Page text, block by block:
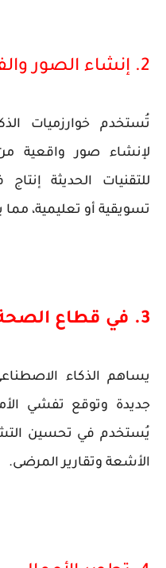
2. إنشاء الصور والفيديوهات
لإنشاء صور واقعية
للتقنيات الحديثة
تسويقية أو تعليمية، مما
3. في قطاع الصحة
يساهم الذكاء
جديدة وتوقع تفشي
يُستخدم في تحسين
الأشعة وتقارير المرضى.